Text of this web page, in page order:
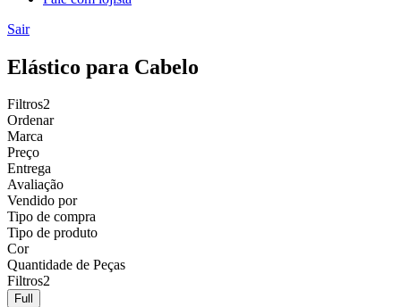
Sair
Elástico para Cabelo
Filtros2
Ordenar
Marca
Preço
Entrega
Avaliação
Vendido por
Tipo de compra
Tipo de produto
Cor
Quantidade de Peças
Filtros2
Full